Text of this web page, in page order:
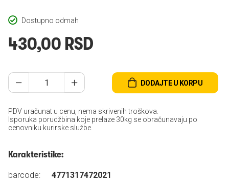
Dostupno odmah
430,00 RSD
DODAJTE U KORPU
PDV uračunat u cenu, nema skrivenih troškova.
Isporuka porudžbina koje prelaze 30kg se obračunavaju po
cenovniku kurirske službe.
Karakteristike:
barcode:
4771317472021